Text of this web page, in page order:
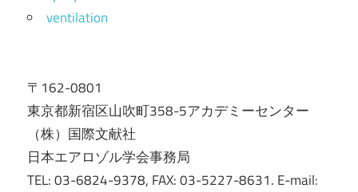
ventilation
〒162-0801
東京都新宿区山吹町358-5アカデミーセンター
（株）国際文献社
日本エアロゾル学会事務局
TEL: 03-6824-9378, FAX: 03-5227-8631. E-mail: